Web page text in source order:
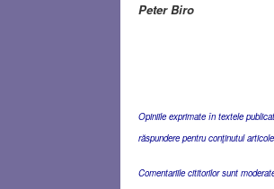
Peter Biro
Opiniile exprimate în textele
răspundere pentru conţinutul
Comentariile cititorilor sunt